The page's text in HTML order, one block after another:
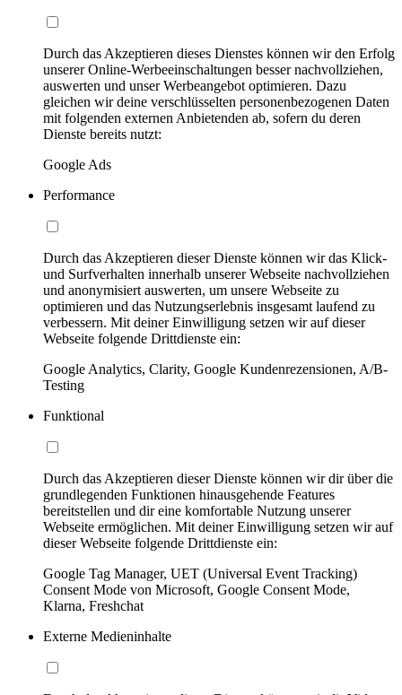
Durch das Akzeptieren dieses Dienstes können wir den Erfolg
unserer Online-Werbeeinschaltungen besser nachvollziehen,
auswerten und unser Werbeangebot optimieren. Dazu
gleichen wir deine verschlüsselten personenbezogenen Daten
mit folgenden externen Anbietenden ab, sofern du deren
Dienste bereits nutzt:
Google Ads
Performance
Durch das Akzeptieren dieser Dienste können wir das Klick-
und Surfverhalten innerhalb unserer Webseite nachvollziehen
und anonymisiert auswerten, um unsere Webseite zu
optimieren und das Nutzungserlebnis insgesamt laufend zu
verbessern. Mit deiner Einwilligung setzen wir auf dieser
Webseite folgende Drittdienste ein:
Google Analytics, Clarity, Google Kundenrezensionen, A/B-
Testing
Funktional
Durch das Akzeptieren dieser Dienste können wir dir über die
grundlegenden Funktionen hinausgehende Features
bereitstellen und dir eine komfortable Nutzung unserer
Webseite ermöglichen. Mit deiner Einwilligung setzen wir auf
dieser Webseite folgende Drittdienste ein:
Google Tag Manager, UET (Universal Event Tracking)
Consent Mode von Microsoft, Google Consent Mode,
Klarna, Freshchat
Externe Medieninhalte